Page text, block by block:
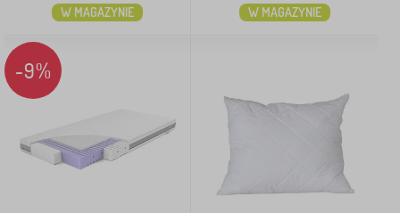
W MAGAZYNIE W MAGAZYNIE
-9%